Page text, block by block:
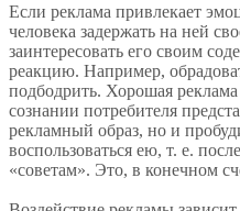
Если реклама привлекает
человека задержать на ней
заинтересовать его своим
реакцию. Например,
подбодрить. Хорошая
сознании потребителя
рекламный образ, но и
воспользоваться ею, т. е.
«советам». Это, в конечном